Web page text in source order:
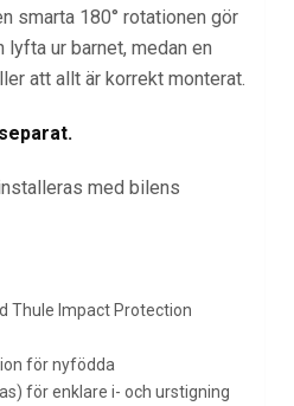
smarta 180° rotationen gör
ur barnet, medan en
att allt är korrekt monterat.
med bilens
Thule Impact Protection
för nyfödda
för enklare i- och urstigning